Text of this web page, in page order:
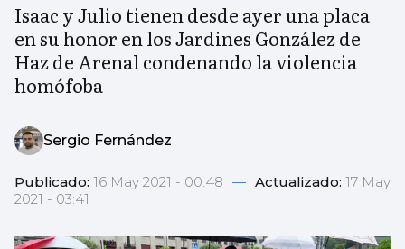
Isaac y Julio tienen desde ayer una placa
en su honor en los Jardines González de
Haz de Arenal condenando la violencia
homófoba
Sergio Fernández
Publicado: 16 May 2021 - 00:48 — Actualizado: 17 May
2021 - 03:41